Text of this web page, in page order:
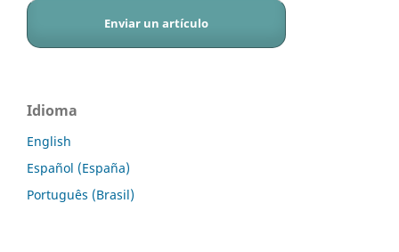
Enviar un artículo
Idioma
English
Español (España)
Português (Brasil)